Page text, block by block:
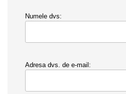
Numele dvs:
Adresa dvs. de e-mail: